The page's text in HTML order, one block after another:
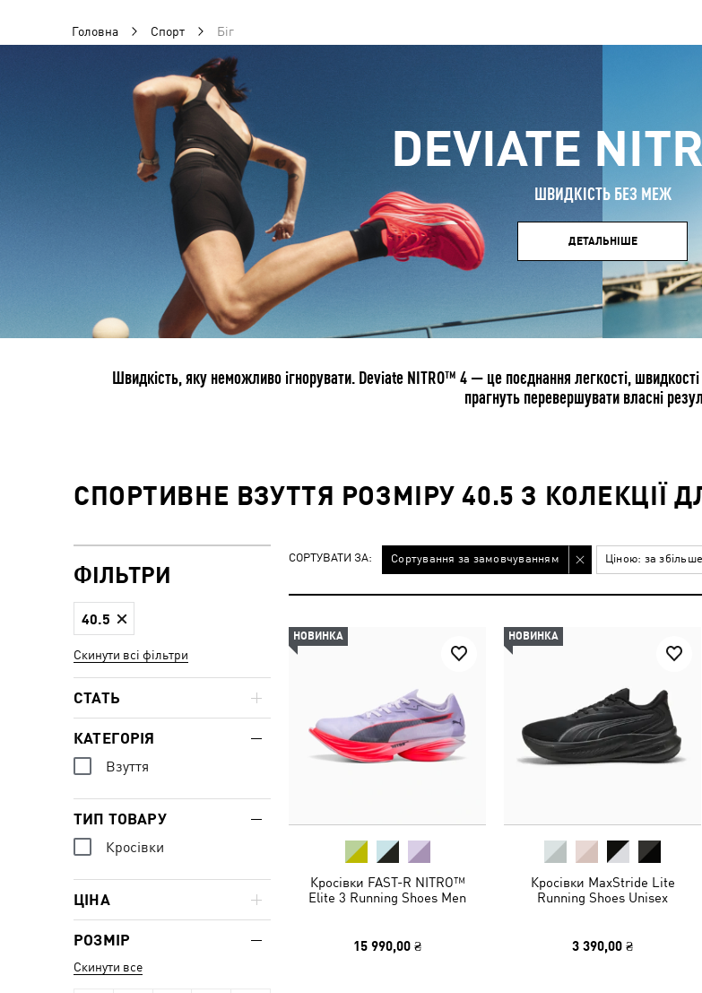
Головна Спорт Біг
DEVIATE
ШВИДКІСТЬ БЕЗ МЕЖ
ДЕТАЛЬНІШЕ
Швидкість, яку неможливо ігнорувати. Deviate NITRO™ 4 — це поєднання легкості, швидкості
прагнуть перевершувати власні
СПОРТИВНЕ ВЗУТТЯ РОЗМІРУ 40.5 З КОЛЕКЦІЇ
СОРТУВАТИ ЗА: Сортування за замовчуванням Ціною: за
НОВИНКА
Кросівки FAST-R NITRO™
Elite 3 Running Shoes Men
15 990,00 ₴
НОВИНКА
Кросівки MaxStride Lite
Running Shoes Unisex
3 390,00 ₴
ФІЛЬТРИ
40.5
Скинути всі фільтри
СТАТЬ
КАТЕГОРІЯ
Взуття
ТИП ТОВАРУ
Кросівки
ЦІНА
РОЗМІР
Скинути все